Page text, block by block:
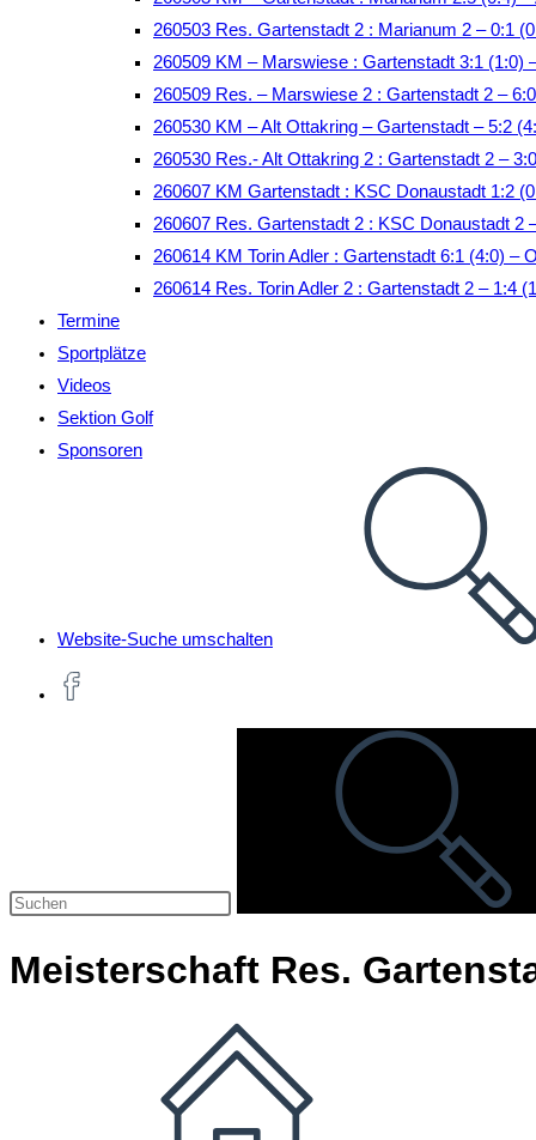
260503 Res. Gartenstadt 2 : Marianum 2 – 0:1
260509 KM – Marswiese : Gartenstadt 3:1 (1:0)
260509 Res. – Marswiese 2 : Gartenstadt 2 –
260530 KM – Alt Ottakring – Gartenstadt – 5:2
260530 Res.- Alt Ottakring 2 : Gartenstadt 2 –
260607 KM Gartenstadt : KSC Donaustadt 1:2
260607 Res. Gartenstadt 2 : KSC Donaustadt 2
260614 KM Torin Adler : Gartenstadt 6:1 (4:0) –
260614 Res. Torin Adler 2 : Gartenstadt 2 – 1:4
Termine
Sportplätze
Videos
Sektion Golf
Sponsoren
Website-Suche umschalten
Meisterschaft Res.